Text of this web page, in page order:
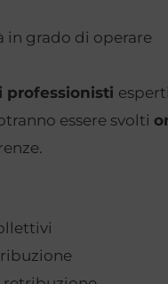
in grado di operare
professionisti
essere svolti